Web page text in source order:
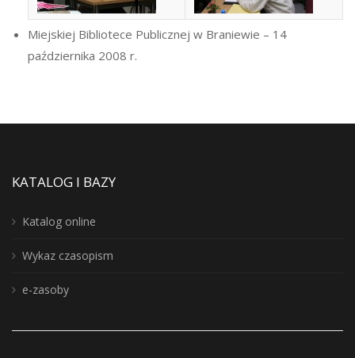
Miejskiej Bibliotece Publicznej w Braniewie – 14
października 2008 r.
KATALOG I BAZY
Katalog online
Wykaz czasopism
e-zasoby